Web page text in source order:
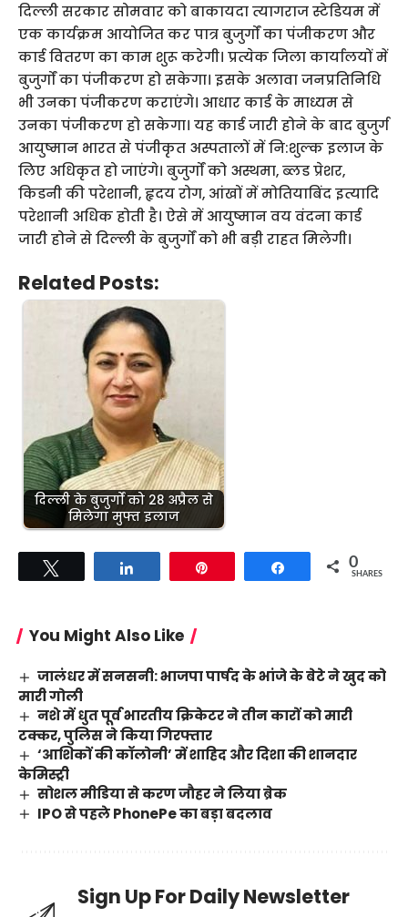
दिल्ली सरकार सोमवार को बाकायदा त्यागराज स्टेडियम में
एक कार्यक्रम आयोजित कर पात्र बुजुर्गों का पंजीकरण और
कार्ड वितरण का काम शुरू करेगी। प्रत्येक जिला कार्यालयों में
बुजुर्गों का पंजीकरण हो सकेगा। इसके अलावा जनप्रतिनिधि
भी उनका पंजीकरण कराएंगे। आधार कार्ड के माध्यम से
उनका पंजीकरण हो सकेगा। यह कार्ड जारी होने के बाद बुजुर्ग
आयुष्मान भारत से पंजीकृत अस्पतालों में नि:शुल्क इलाज के
लिए अधिकृत हो जाएंगे। बुजुर्गों को अस्थमा, ब्लड प्रेशर,
किडनी की परेशानी, हृदय रोग, आंखों में मोतियाबिंद इत्यादि
परेशानी अधिक होती है। ऐसे में आयुष्मान वय वंदना कार्ड
जारी होने से दिल्ली के बुजुर्गों को भी बड़ी राहत मिलेगी।
Related Posts:
दिल्ली के बुजुर्गों को 28 अप्रैल से
मिलेगा मुफ्त इलाज
Share 0
SHARES
You Might Also Like
जालंधर में सनसनी: भाजपा पार्षद के भांजे के बेटे ने खुद को
मारी गोली
नशे में धुत पूर्व भारतीय क्रिकेटर ने तीन कारों को मारी
टक्कर, पुलिस ने किया गिरफ्तार
‘आशिकों की कॉलोनी’ में शाहिद और दिशा की शानदार
केमिस्ट्री
सोशल मीडिया से करण जौहर ने लिया ब्रेक
IPO से पहले PhonePe का बड़ा बदलाव
Sign Up For Daily Newsletter